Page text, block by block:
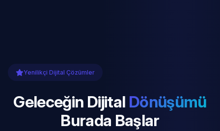
Yenilikçi Dijital Çözümler
Geleceğin Dijital Dönüşümü
Burada Başlar